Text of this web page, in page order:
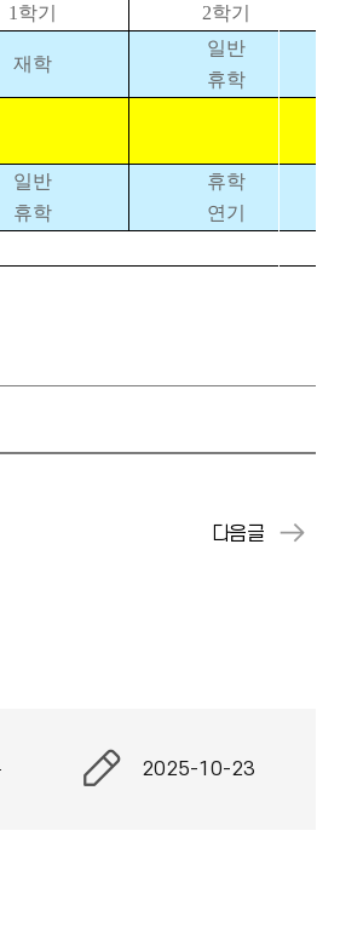
1 학기
2학기
재학
일반
휴학
일반
휴학
휴학
연기
2025-10-23